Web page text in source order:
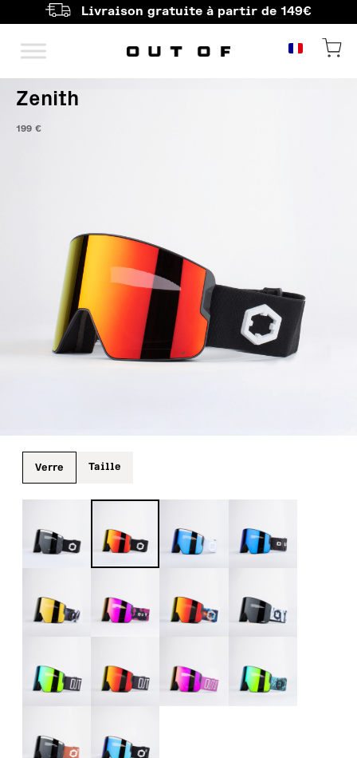
Livraison gratuite à partir de 149€
Navigation principale
Zenith
199 €
Verre Taille